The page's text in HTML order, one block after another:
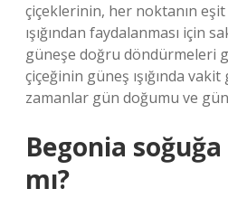
çiçeklerinin, her noktanın
ışığından faydalanması için
güneşe doğru döndürmeleri
çiçeğinin güneş ışığında
zamanlar gün doğumu ve gün
Begonia soğuğa
mı?